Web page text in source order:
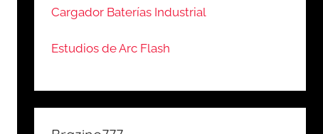
Cargador Baterías Industrial
Estudios de Arc Flash